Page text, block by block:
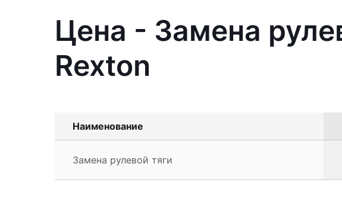
Цена - Замена
Rexton
Наименование
Замена рулевой тяги